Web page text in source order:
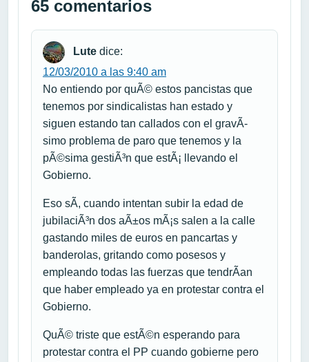
65 comentarios
Lute dice:
12/03/2010 a las 9:40 am
No entiendo por quÃ© estos pancistas que
tenemos por sindicalistas han estado y
siguen estando tan callados con el gravÃ­
simo problema de paro que tenemos y la
pÃ©sima gestiÃ³n que estÃ¡ llevando el
Gobierno.
Eso sÃ­, cuando intentan subir la edad de
jubilaciÃ³n dos aÃ±os mÃ¡s salen a la calle
gastando miles de euros en pancartas y
banderolas, gritando como posesos y
empleando todas las fuerzas que tendrÃ­an
que haber empleado ya en protestar contra el
Gobierno.
QuÃ© triste que estÃ©n esperando para
protestar contra el PP cuando gobierne pero